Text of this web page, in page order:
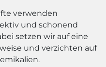
verwenden
und schonend
setzen wir auf eine
und verzichten auf